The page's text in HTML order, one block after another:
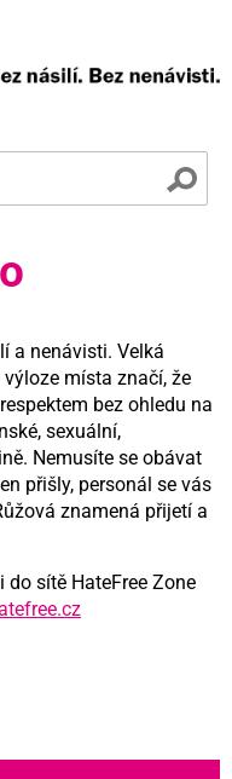
a nenávisti. Velká
místa značí, že
bez ohledu na
sexuální,
Nemusíte se obávat
přišly, personál se vás
znamená přijetí a
do sítě HateFree Zone